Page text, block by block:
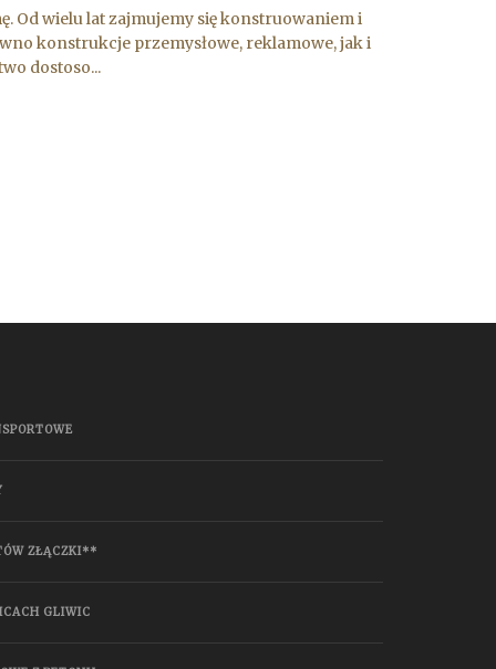
Od wielu lat zajmujemy się konstruowaniem i
konstrukcje przemysłowe, reklamowe, jak i
dostoso...
ZŁĄCZKI**
GLIWIC